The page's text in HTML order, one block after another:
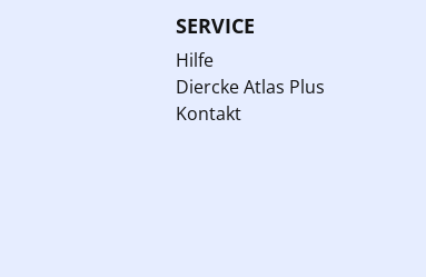
SERVICE
Hilfe
Diercke Atlas Plus
Kontakt